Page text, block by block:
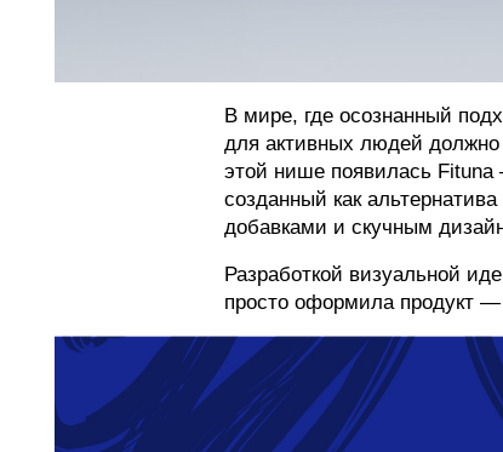
В мире, где осознанный
для активных людей
этой нише появилась
созданный как
добавками и скучным
Разработкой визуальной
просто оформила продукт —